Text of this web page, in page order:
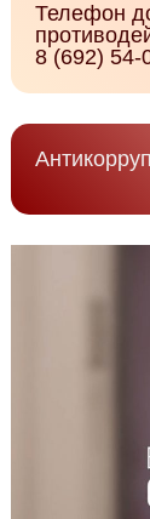
Телефон
8 (692) 54-